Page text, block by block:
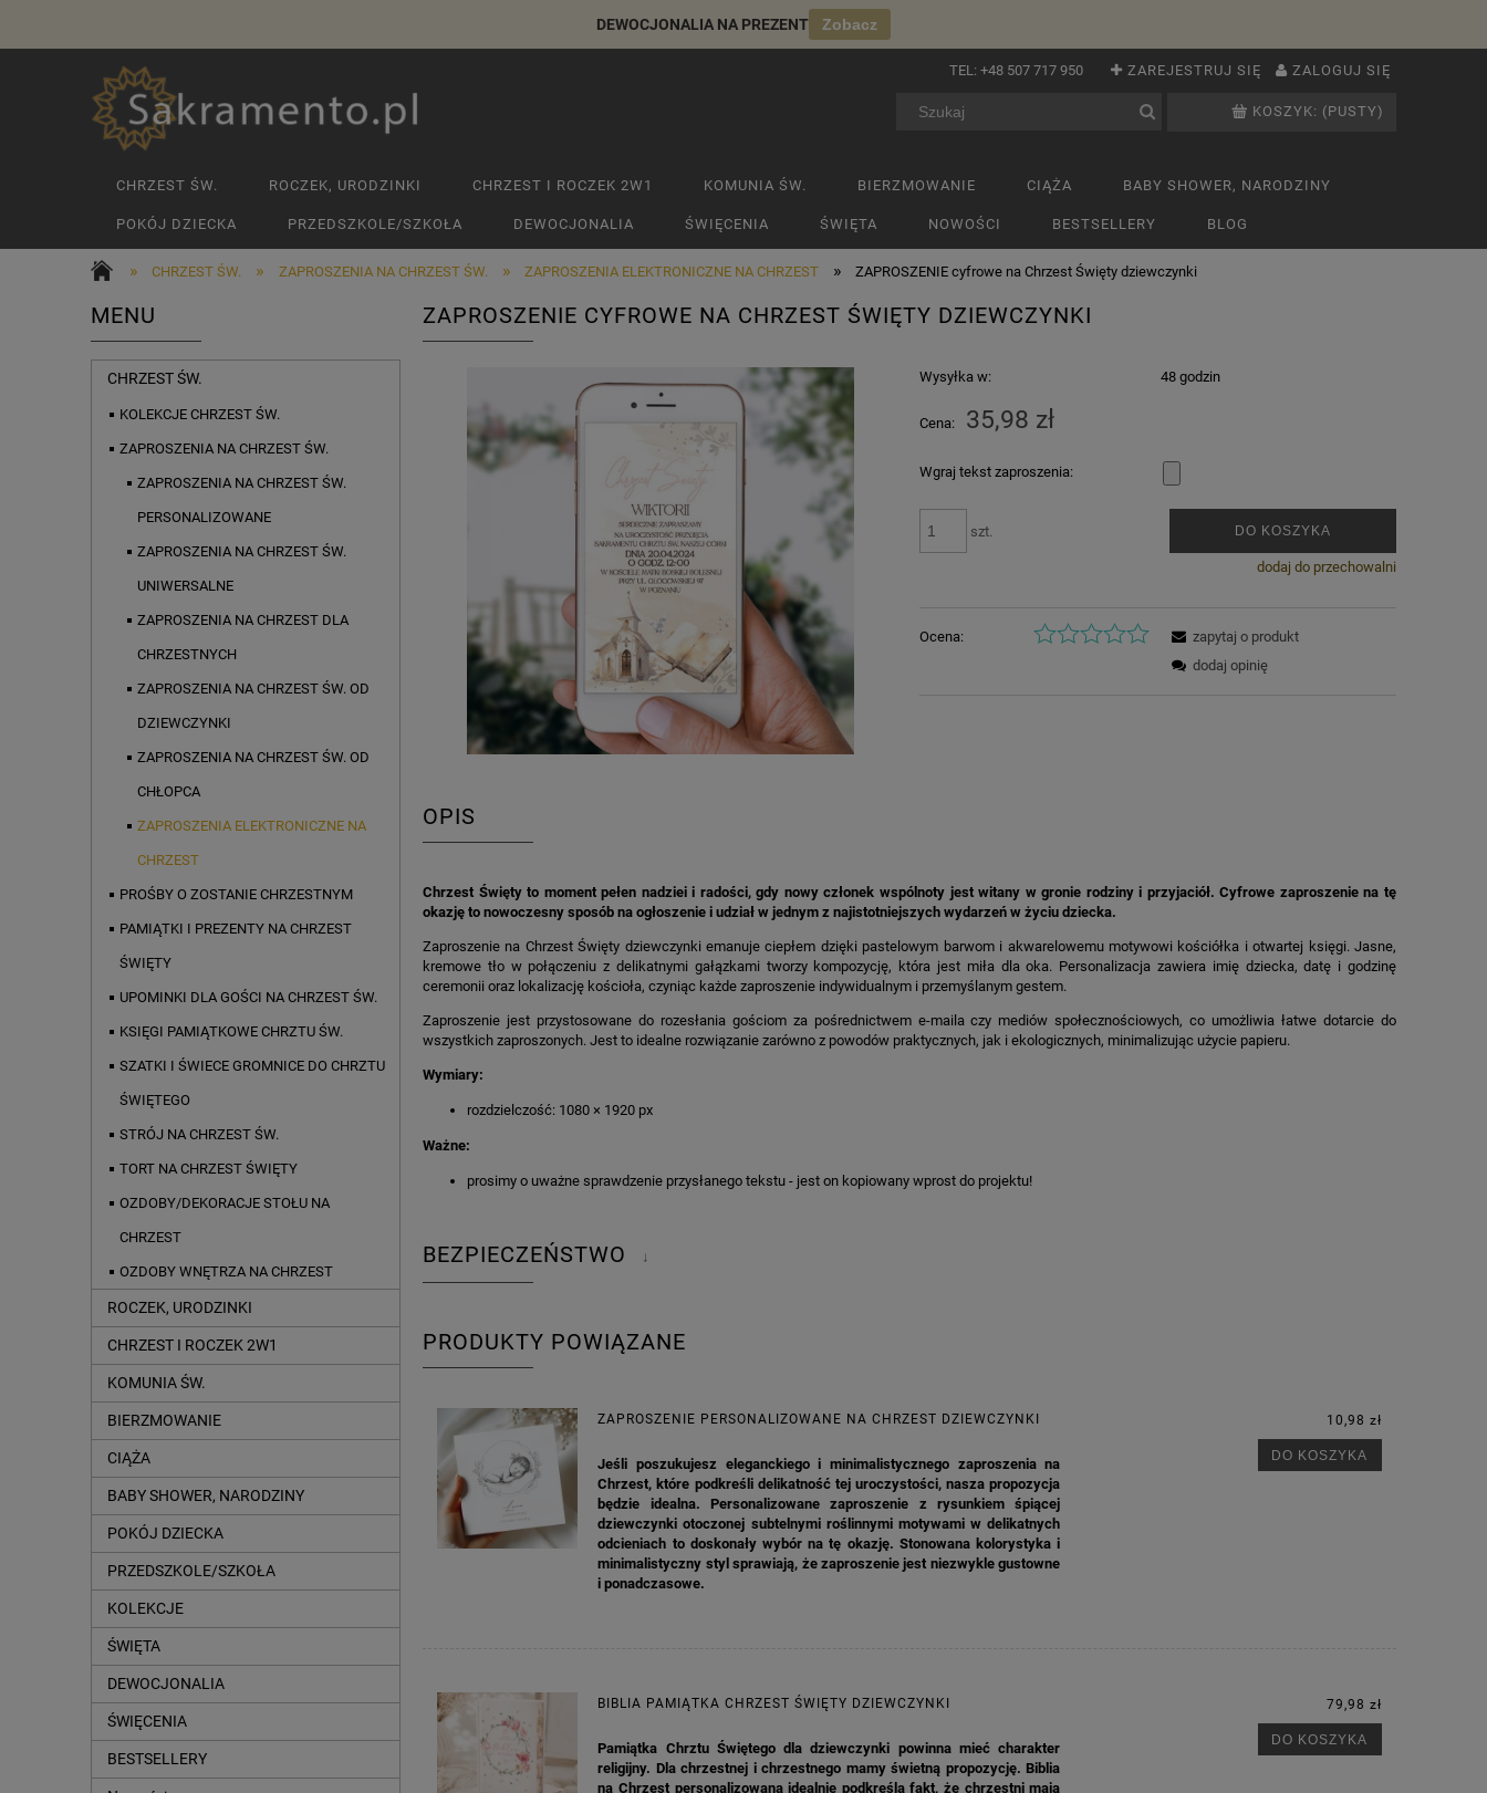
DEWOCJONALIA NA PREZENT Zobacz
ZAREJESTRUJ SIĘ ZALOGUJ SIĘ
TEL: +48 507 717 950
KOSZYK: (PUSTY)
CHRZEST ŚW. ROCZEK, URODZINKI CHRZEST I ROCZEK 2W1 KOMUNIA ŚW. BIERZMOWANIE CIĄŻA BABY SHOWER, NARODZINY
POKÓJ DZIECKA PRZEDSZKOLE/SZKOŁA DEWOCJONALIA ŚWIĘCENIA ŚWIĘTA NOWOŚCI BESTSELLERY BLOG
» CHRZEST ŚW. » ZAPROSZENIA NA CHRZEST ŚW. » ZAPROSZENIA ELEKTRONICZNE NA CHRZEST » ZAPROSZENIE cyfrowe na Chrzest Święty dziewczynki
MENU
CHRZEST ŚW.
KOLEKCJE CHRZEST ŚW.
ZAPROSZENIA NA CHRZEST ŚW.
ZAPROSZENIA NA CHRZEST ŚW.
PERSONALIZOWANE
ZAPROSZENIA NA CHRZEST ŚW.
UNIWERSALNE
ZAPROSZENIA NA CHRZEST DLA
CHRZESTNYCH
ZAPROSZENIA NA CHRZEST ŚW. OD
DZIEWCZYNKI
ZAPROSZENIA NA CHRZEST ŚW. OD
CHŁOPCA
ZAPROSZENIA ELEKTRONICZNE NA
CHRZEST
PROŚBY O ZOSTANIE CHRZESTNYM
PAMIĄTKI I PREZENTY NA CHRZEST
ŚWIĘTY
UPOMINKI DLA GOŚCI NA CHRZEST ŚW.
KSIĘGI PAMIĄTKOWE CHRZTU ŚW.
SZATKI I ŚWIECE GROMNICE DO CHRZTU
ŚWIĘTEGO
STRÓJ NA CHRZEST ŚW.
TORT NA CHRZEST ŚWIĘTY
OZDOBY/DEKORACJE STOŁU NA
CHRZEST
OZDOBY WNĘTRZA NA CHRZEST
ROCZEK, URODZINKI
CHRZEST I ROCZEK 2W1
KOMUNIA ŚW.
BIERZMOWANIE
CIĄŻA
BABY SHOWER, NARODZINY
POKÓJ DZIECKA
PRZEDSZKOLE/SZKOŁA
KOLEKCJE
ŚWIĘTA
DEWOCJONALIA
ŚWIĘCENIA
BESTSELLERY
ZAPROSZENIE CYFROWE NA CHRZEST ŚWIĘTY DZIEWCZYNKI
Wysyłka w: 48 godzin
Cena: 35,98 zł
Wgraj tekst zaproszenia:
szt. DO KOSZYKA
dodaj do przechowalni
Ocena:
zapytaj o produkt
dodaj opinię
OPIS
Chrzest Święty to moment pełen nadziei i radości, gdy nowy członek wspólnoty jest witany w gronie rodziny i przyjaciół. Cyfrowe zaproszenie na tę
okazję to nowoczesny sposób na ogłoszenie i udział w jednym z najistotniejszych wydarzeń w życiu dziecka.
Zaproszenie na Chrzest Święty dziewczynki emanuje ciepłem dzięki pastelowym barwom i akwarelowemu motywowi kościółka i otwartej księgi. Jasne,
kremowe tło w połączeniu z delikatnymi gałązkami tworzy kompozycję, która jest miła dla oka. Personalizacja zawiera imię dziecka, datę i godzinę
ceremonii oraz lokalizację kościoła, czyniąc każde zaproszenie indywidualnym i przemyślanym gestem.
Zaproszenie jest przystosowane do rozesłania gościom za pośrednictwem e-maila czy mediów społecznościowych, co umożliwia łatwe dotarcie do
wszystkich zaproszonych. Jest to idealne rozwiązanie zarówno z powodów praktycznych, jak i ekologicznych, minimalizując użycie papieru.
Wymiary:
rozdzielczość: 1080 × 1920 px
Ważne:
prosimy o uważne sprawdzenie przysłanego tekstu - jest on kopiowany wprost do projektu!
BEZPIECZEŃSTWO ↓
PRODUKTY POWIĄZANE
ZAPROSZENIE PERSONALIZOWANE NA CHRZEST DZIEWCZYNKI
Jeśli poszukujesz eleganckiego i minimalistycznego zaproszenia na
Chrzest, które podkreśli delikatność tej uroczystości, nasza propozycja
będzie idealna. Personalizowane zaproszenie z rysunkiem śpiącej
dziewczynki otoczonej subtelnymi roślinnymi motywami w delikatnych
odcieniach to doskonały wybór na tę okazję. Stonowana kolorystyka i
minimalistyczny styl sprawiają, że zaproszenie jest niezwykle gustowne
i ponadczasowe.
10,98 zł
DO KOSZYKA
BIBLIA PAMIĄTKA CHRZEST ŚWIĘTY DZIEWCZYNKI
Pamiątka Chrztu Świętego dla dziewczynki powinna mieć charakter
religijny. Dla chrzestnej i chrzestnego mamy świetną propozycję. Biblia
na Chrzest personalizowana idealnie podkreśla fakt, że chrzestni mają
79,98 zł
DO KOSZYKA